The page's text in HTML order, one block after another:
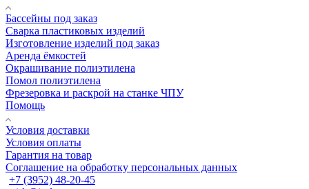
Бассейны под заказ
Сварка пластиковых изделий
Изготовление изделий под заказ
Аренда ёмкостей
Окрашивание полиэтилена
Помол полиэтилена
Фрезеровка и раскрой на станке ЧПУ
Помощь
Условия доставки
Условия оплаты
Гарантия на товар
Соглашение на обработку персональных данных
+7 (3952) 48-20-45